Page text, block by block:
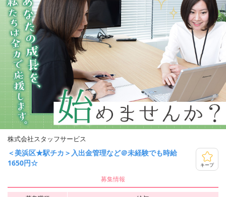
株式会社スタッフサービス
＜美浜区★駅チカ＞入出金管理など＠未経験でも時給
1650円☆
キープ
募集情報